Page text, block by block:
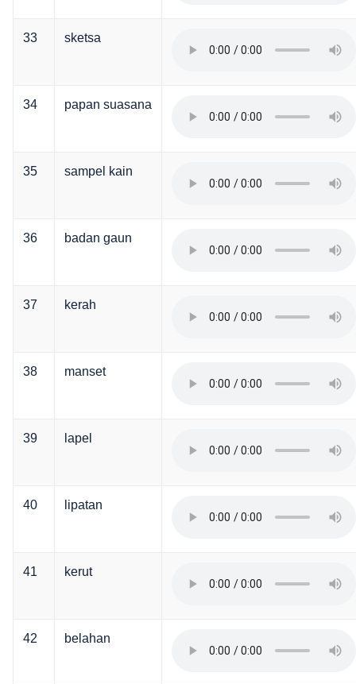
33 sketsa
34 papan suasana
35 sampel kain
36 badan gaun
37 kerah
38 manset
39 lapel
40 lipatan
41 kerut
42 belahan